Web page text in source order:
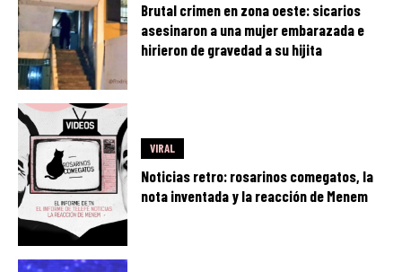
Brutal crimen en zona oeste: sicarios
asesinaron a una mujer embarazada e
hirieron de gravedad a su hijita
VIRAL
Noticias retro: rosarinos comegatos, la
nota inventada y la reacción de Menem